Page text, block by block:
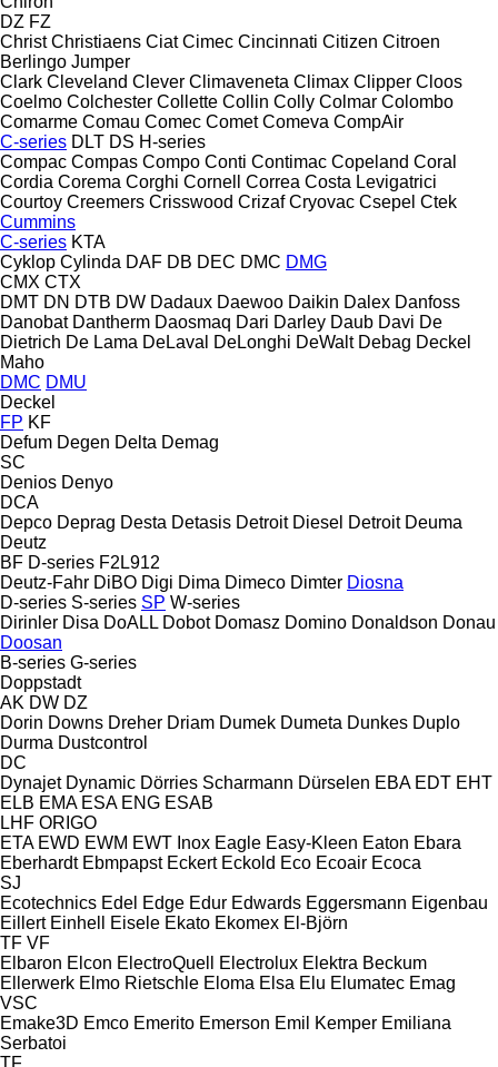
DZ FZ
Christ Christiaens Ciat Cimec Cincinnati Citizen Citroen
Berlingo Jumper
Clark Cleveland Clever Climaveneta Climax Clipper Cloos
Coelmo Colchester Collette Collin Colly Colmar Colombo
Comarme Comau Comec Comet Comeva CompAir
C-series DLT DS H-series
Compac Compas Compo Conti Contimac Copeland Coral
Cordia Corema Corghi Cornell Correa Costa Levigatrici
Courtoy Creemers Crisswood Crizaf Cryovac Csepel Ctek
Cummins
C-series KTA
Cyklop Cylinda DAF DB DEC DMC DMG
CMX CTX
DMT DN DTB DW Dadaux Daewoo Daikin Dalex Danfoss
Danobat Dantherm Daosmaq Dari Darley Daub Davi De
Dietrich De Lama DeLaval DeLonghi DeWalt Debag Deckel
Maho
DMC DMU
Deckel
FP KF
Defum Degen Delta Demag
SC
Denios Denyo
DCA
Depco Deprag Desta Detasis Detroit Diesel Detroit Deuma
Deutz
BF D-series F2L912
Deutz-Fahr DiBO Digi Dima Dimeco Dimter Diosna
D-series S-series SP W-series
Dirinler Disa DoALL Dobot Domasz Domino Donaldson Donau
Doosan
B-series G-series
Doppstadt
AK DW DZ
Dorin Downs Dreher Driam Dumek Dumeta Dunkes Duplo
Durma Dustcontrol
DC
Dynajet Dynamic Dörries Scharmann Dürselen EBA EDT EHT
ELB EMA ESA ENG ESAB
LHF ORIGO
ETA EWD EWM EWT Inox Eagle Easy-Kleen Eaton Ebara
Eberhardt Ebmpapst Eckert Eckold Eco Ecoair Ecoca
SJ
Ecotechnics Edel Edge Edur Edwards Eggersmann Eigenbau
Eillert Einhell Eisele Ekato Ekomex El-Björn
TF VF
Elbaron Elcon ElectroQuell Electrolux Elektra Beckum
Ellerwerk Elmo Rietschle Eloma Elsa Elu Elumatec Emag
VSC
Emake3D Emco Emerito Emerson Emil Kemper Emiliana
Serbatoi
TF